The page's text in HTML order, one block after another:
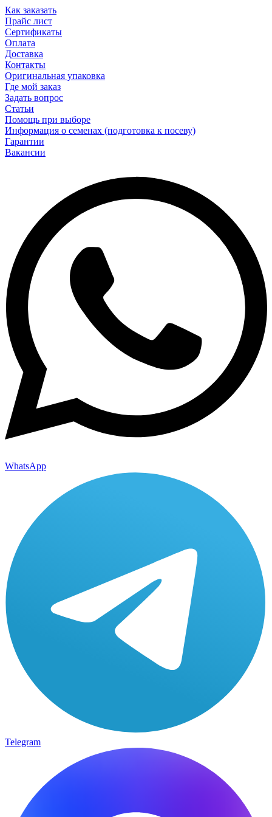
Как заказать
Прайс лист
Сертификаты
Оплата
Доставка
Контакты
Оригинальная упаковка
Где мой заказ
Задать вопрос
Статьи
Помощь при выборе
Информация о семенах (подготовка к посеву)
Гарантии
Вакансии
WhatsApp
Telegram